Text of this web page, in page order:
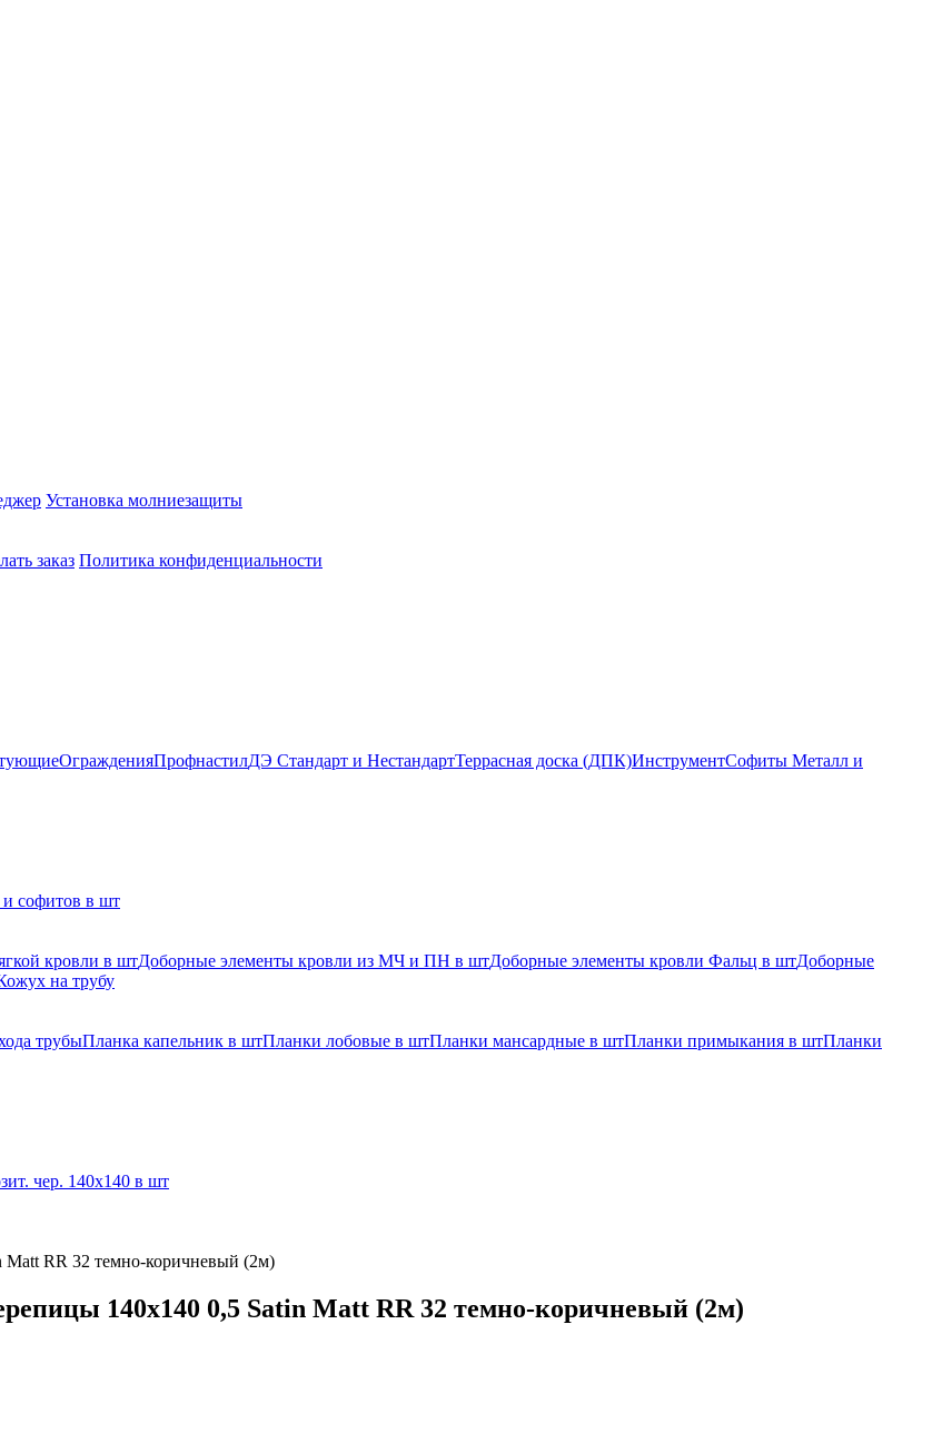
Установка молниезащиты
заказ Политика конфиденциальности
ОгражденияПрофнастилДЭ Стандарт и НестандартТеррасная доска (ДПК)ИнструментСофиты Металл и
софитов в шт
кровли в штДоборные элементы кровли из МЧ и ПН в штДоборные элементы кровли Фальц в штДоборные
на трубу
трубыПланка капельник в штПланки лобовые в штПланки мансардные в штПланки примыкания в штПланки
чер. 140х140 в шт
RR 32 темно-коричневый (2м)
140х140 0,5 Satin Matt RR 32 темно-коричневый (2м)